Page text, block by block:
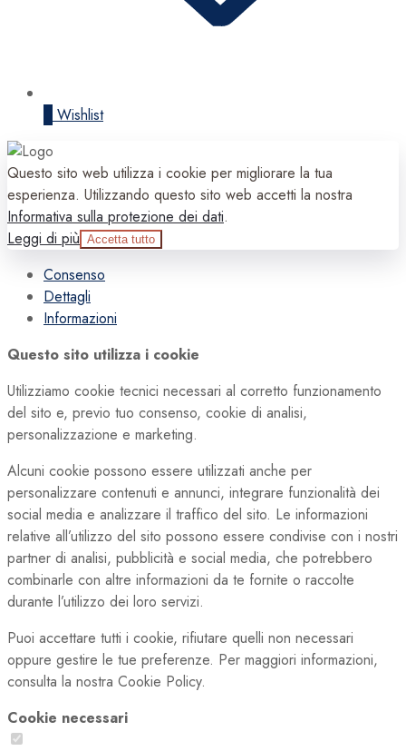
Wishlist
Questo sito web utilizza i cookie per migliorare la tua
esperienza. Utilizzando questo sito web accetti la nostra
Informativa sulla protezione dei dati.
Leggi di più Accetta tutto
Consenso
Dettagli
Informazioni
Questo sito utilizza i cookie
Utilizziamo cookie tecnici necessari al corretto funzionamento
del sito e, previo tuo consenso, cookie di analisi,
personalizzazione e marketing.
Alcuni cookie possono essere utilizzati anche per
personalizzare contenuti e annunci, integrare funzionalità dei
social media e analizzare il traffico del sito. Le informazioni
relative all’utilizzo del sito possono essere condivise con i nostri
partner di analisi, pubblicità e social media, che potrebbero
combinarle con altre informazioni da te fornite o raccolte
durante l’utilizzo dei loro servizi.
Puoi accettare tutti i cookie, rifiutare quelli non necessari
oppure gestire le tue preferenze. Per maggiori informazioni,
consulta la nostra Cookie Policy.
Cookie necessari